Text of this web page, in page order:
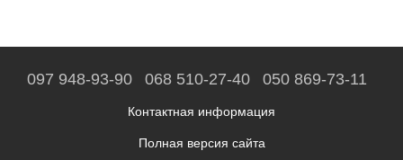
097 948-93-90 068 510-27-40 050 869-73-11
Контактная информация
Полная версия сайта